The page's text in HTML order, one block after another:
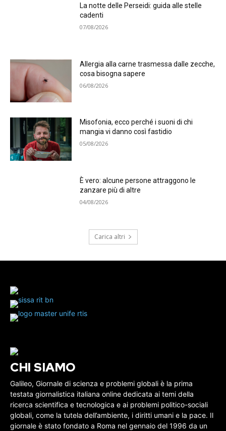
La notte delle Perseidi: guida alle stelle
cadenti
07/08/2026
Allergia alla carne trasmessa dalle zecche,
cosa bisogna sapere
06/08/2026
Misofonia, ecco perché i suoni di chi
mangia vi danno così fastidio
05/08/2026
È vero: alcune persone attraggono le
zanzare più di altre
04/08/2026
Carica altri
CHI SIAMO
Galileo, Giornale di scienza e problemi globali è la prima
testata giornalistica italiana online dedicata ai temi della
ricerca scientifica e tecnologica e ai problemi politico-sociali
globali, come la tutela dell’ambiente, i diritti umani e la pace. Il
giornale è stato fondato a Roma nel gennaio del 1996 da un